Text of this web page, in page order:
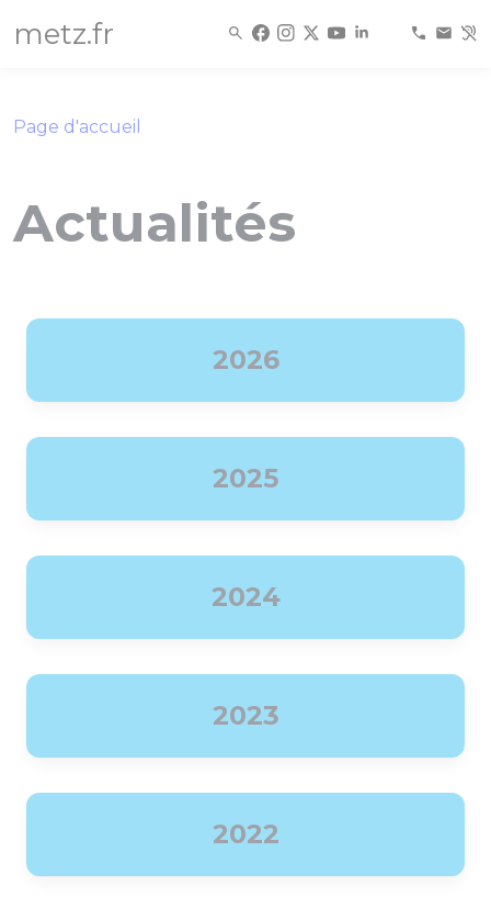
metz.fr
Page d'accueil
Actualités
2026
2025
2024
2023
2022